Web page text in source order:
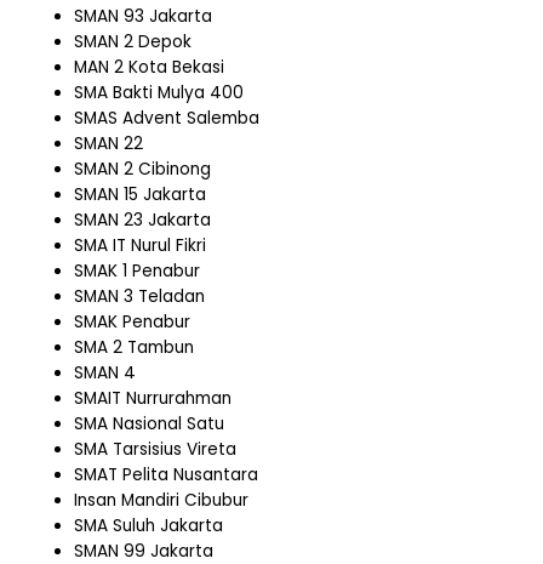
SMAN 93 Jakarta
SMAN 2 Depok
MAN 2 Kota Bekasi
SMA Bakti Mulya 400
SMAS Advent Salemba
SMAN 22
SMAN 2 Cibinong
SMAN 15 Jakarta
SMAN 23 Jakarta
SMA IT Nurul Fikri
SMAK 1 Penabur
SMAN 3 Teladan
SMAK Penabur
SMA 2 Tambun
SMAN 4
SMAIT Nurrurahman
SMA Nasional Satu
SMA Tarsisius Vireta
SMAT Pelita Nusantara
Insan Mandiri Cibubur
SMA Suluh Jakarta
SMAN 99 Jakarta